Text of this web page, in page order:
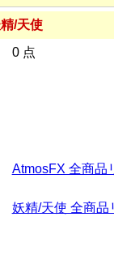
/天使
0 点
AtmosFX 全商品
妖精/天使 全商品